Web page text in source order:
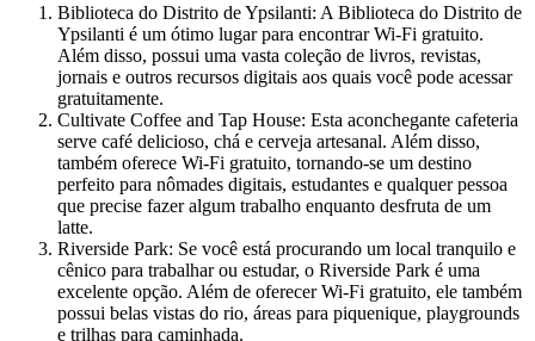
Biblioteca do Distrito de Ypsilanti: A Biblioteca do Distrito de
Ypsilanti é um ótimo lugar para encontrar Wi-Fi gratuito.
Além disso, possui uma vasta coleção de livros, revistas,
jornais e outros recursos digitais aos quais você pode acessar
gratuitamente.
Cultivate Coffee and Tap House: Esta aconchegante cafeteria
serve café delicioso, chá e cerveja artesanal. Além disso,
também oferece Wi-Fi gratuito, tornando-se um destino
perfeito para nômades digitais, estudantes e qualquer pessoa
que precise fazer algum trabalho enquanto desfruta de um
latte.
Riverside Park: Se você está procurando um local tranquilo e
cênico para trabalhar ou estudar, o Riverside Park é uma
excelente opção. Além de oferecer Wi-Fi gratuito, ele também
possui belas vistas do rio, áreas para piquenique, playgrounds
e trilhas para caminhada.